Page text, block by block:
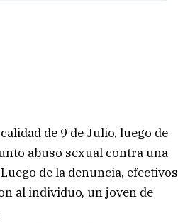
de 9 de Julio, luego de
abuso sexual contra una
de la denuncia, efectivos
al individuo, un joven de